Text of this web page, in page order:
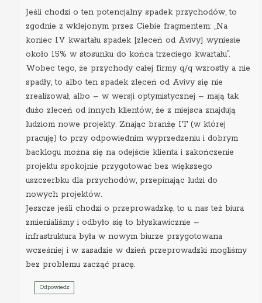
Jeśli chodzi o ten potencjalny spadek przychodów, to
zgodnie z wklejonym przez Ciebie fragmentem: „Na
koniec IV kwartału spadek [zleceń od Avivy] wyniesie
około 15% w stosunku do końca trzeciego kwartału”.
Wobec tego, że przychody całej firmy q/q wzrostły a nie
spadły, to albo ten spadek zleceń od Avivy się nie
zrealizował, albo – w wersji optymistycznej – mają tak
dużo zleceń od innych klientów, że z miejsca znajdują
ludziom nowe projekty. Znając branżę IT (w której
pracuję) to przy odpowiednim wyprzedzeniu i dobrym
backlogu można się na odejście klienta i zakończenie
projektu spokojnie przygotować bez większego
uszczerbku dla przychodów, przepinając ludzi do
nowych projektów.
Jeszcze jeśli chodzi o przeprowadzkę, to u nas też biura
zmienialiśmy i odbyło się to błyskawicznie –
infrastruktura była w nowym biurze przygotowana
wcześniej i w zasadzie w dzień przeprowadzki mogliśmy
bez problemu zacząć pracę.
Odpowiedz